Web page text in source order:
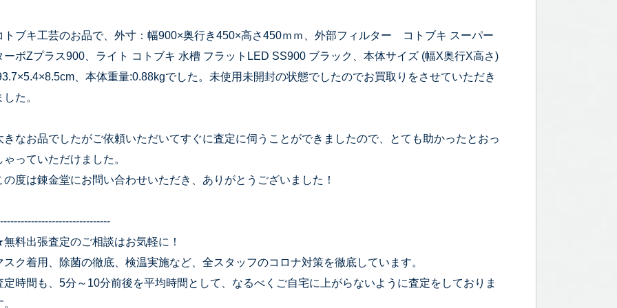
トブキ工芸のお品で、外寸：幅900×奥行き450×高さ450ｍｍ、外部フィルター コトブキ スーパー
ーボZプラス900、ライト コトブキ 水槽 フラットLED SS900 ブラック、本体サイズ (幅X奥行X高さ)
、本体重量:0.88kgでした。未使用未開封の状態でしたのでお買取りをさせていただき
した。
きなお品でしたがご依頼いただいてすぐに査定に伺うことができましたので、とても助かったとおっ
ゃっていただけました。
の度は錬金堂にお問い合わせいただき、ありがとうございました！
料出張査定のご相談はお気軽に！
スク着用、除菌の徹底、検温実施など、全スタッフのコロナ対策を徹底しています。
定時間も、5分～10分前後を平均時間として、なるべくご自宅に上がらないように査定をしておりま